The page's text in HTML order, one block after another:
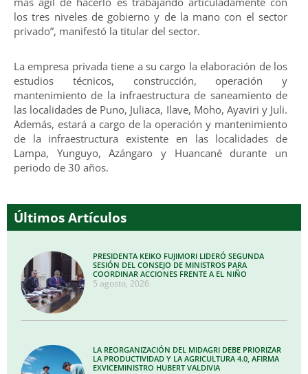
los tres niveles de gobierno y de la mano con el sector
privado”, manifestó la titular del sector.
La empresa privada tiene a su cargo la elaboración de los
estudios técnicos, construcción, operación y
mantenimiento de la infraestructura de saneamiento de
las localidades de Puno, Juliaca, Ilave, Moho, Ayaviri y Juli.
Además, estará a cargo de la operación y mantenimiento
de la infraestructura existente en las localidades de
Lampa, Yunguyo, Azángaro y Huancané durante un
periodo de 30 años.
Últimos Artículos
PRESIDENTA KEIKO FUJIMORI LIDERÓ SEGUNDA
SESIÓN DEL CONSEJO DE MINISTROS PARA
COORDINAR ACCIONES FRENTE A EL NIÑO
5 agosto, 2026
LA REORGANIZACIÓN DEL MIDAGRI DEBE PRIORIZAR
LA PRODUCTIVIDAD Y LA AGRICULTURA 4.0, AFIRMA
EXVICEMINISTRO HUBERT VALDIVIA